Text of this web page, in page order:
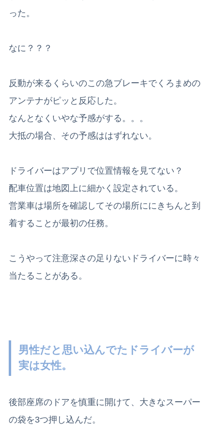
った。
なに？？？
反動が来るくらいのこの急ブレーキでくろまめの
アンテナがピッと反応した。
なんとなくいやな予感がする。。。
大抵の場合、その予感ははずれない。
ドライバーはアプリで位置情報を見てない？
配車位置は地図上に細かく設定されている。
営業車は場所を確認してその場所ににきちんと到
着することが最初の任務。
こうやって注意深さの足りないドライバーに時々
当たることがある。
男性だと思い込んでたドライバーが
実は女性。
後部座席のドアを慎重に開けて、大きなスーパー
の袋を3つ押し込んだ。